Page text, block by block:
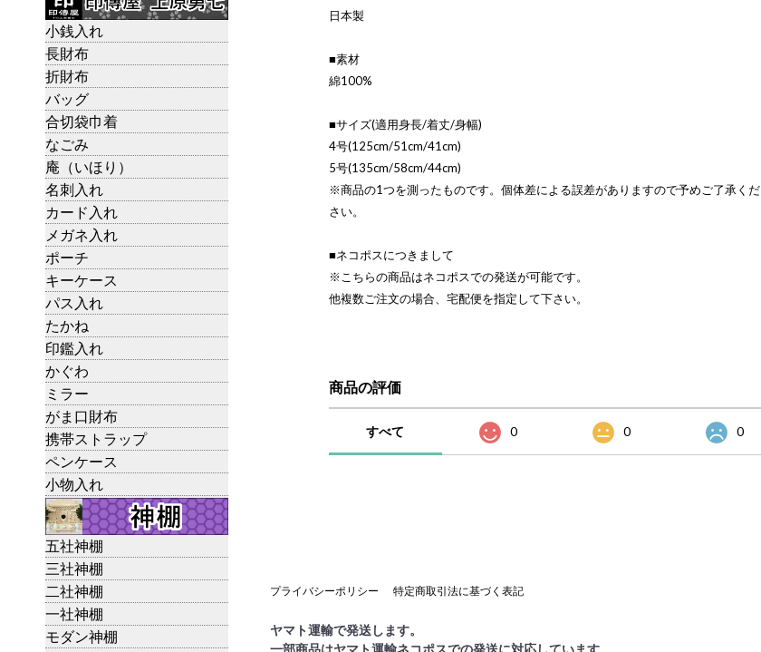
小銭入れ
長財布
折財布
バッグ
合切袋巾着
なごみ
庵（いほり）
名刺入れ
カード入れ
メガネ入れ
ポーチ
キーケース
パス入れ
たかね
印鑑入れ
かぐわ
ミラー
がま口財布
携帯ストラップ
ペンケース
小物入れ
五社神棚
三社神棚
二社神棚
一社神棚
モダン神棚
日本製
■素材
綿100%
■サイズ(適用身長/着丈/身幅)
4号(125cm/51cm/41cm)
5号(135cm/58cm/44cm)
※商品の1つを測ったものです。個体差による誤差がありますので予めご了承くだ
さい。
■ネコポスにつきまして
※こちらの商品はネコポスでの発送が可能です。
他複数ご注文の場合、宅配便を指定して下さい。
商品の評価
すべて 0 0 0
プライバシーポリシー 特定商取引法に基づく表記
ヤマト運輸で発送します。
一部商品はヤマト運輸ネコポスでの発送に対応しています。